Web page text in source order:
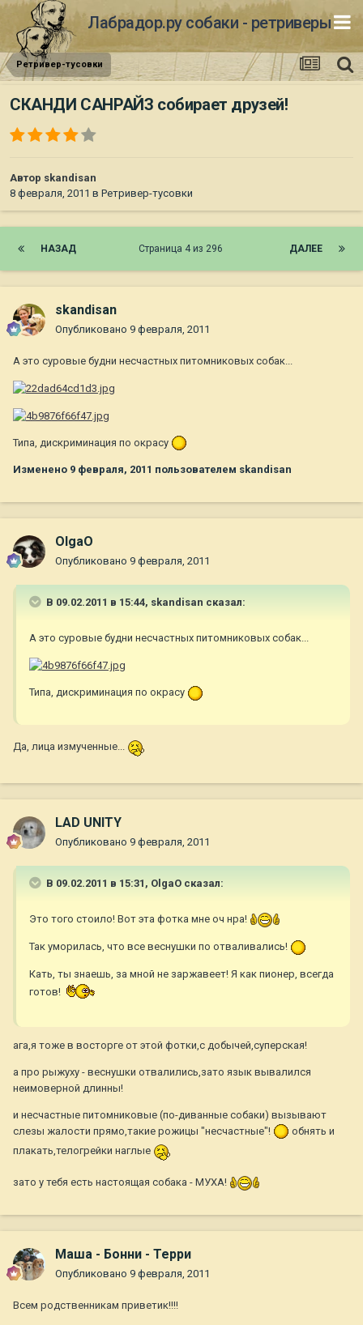
Лабрадор.ру собаки - ретриверы
Ретривер-тусовки
СКАНДИ САНРАЙЗ собирает друзей!
Автор skandisan
8 февраля, 2011 в Ретривер-тусовки
НАЗАД ДАЛЕЕ
Страница 4 из 296
skandisan
Опубликовано 9 февраля, 2011
А это суровые будни несчастных питомниковых собак...
Типа, дискриминация по окрасу
Изменено 9 февраля, 2011 пользователем skandisan
OlgaO
Опубликовано 9 февраля, 2011
В 09.02.2011 в 15:44, skandisan сказал:
А это суровые будни несчастных питомниковых собак...
Типа, дискриминация по окрасу
Да, лица измученные...
LAD UNITY
Опубликовано 9 февраля, 2011
В 09.02.2011 в 15:31, OlgaO сказал:
Это того стоило! Вот эта фотка мне оч нра!
Так уморилась, что все веснушки по отваливались!
Кать, ты знаешь, за мной не заржавеет! Я как пионер, всегда
готов!
ага,я тоже в восторге от этой фотки,с добычей,суперская!
а про рыжуху - веснушки отвалились,зато язык вывалился
неимоверной длинны!
и несчастные питомниковые (по-диванные собаки) вызывают
слезы жалости прямо,такие рожицы "несчастные"!
обнять и
плакать,телогрейки наглые
зато у тебя есть настоящая собака - МУХА!
Маша - Бонни - Терри
Опубликовано 9 февраля, 2011
Всем родственникам приветик!!!!